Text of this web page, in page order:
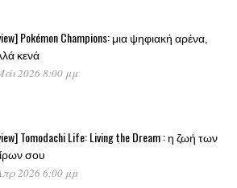
Pokémon Champions: μια ψηφιακή αρένα,
κενά
2026 8:00 μμ
Tomodachi Life: Living the Dream : η ζωή των
σου
2026 6:00 μμ